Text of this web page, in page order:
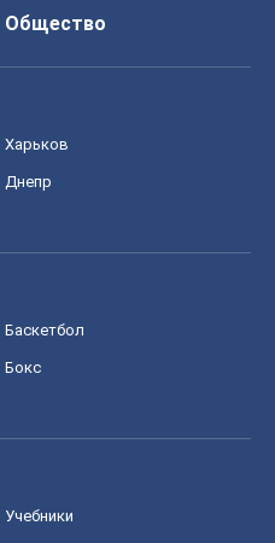
Общество
Харьков
Днепр
Баскетбол
Бокс
Учебники